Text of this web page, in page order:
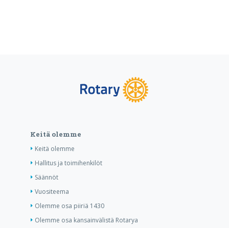
Keitä olemme
Keitä olemme
Hallitus ja toimihenkilöt
Säännöt
Vuositeema
Olemme osa piiriä 1430
Olemme osa kansainvälistä Rotarya